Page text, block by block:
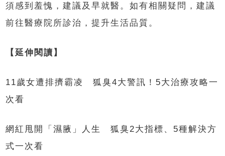
須感到羞愧，建議及早就醫。如有相關疑問，建議
前往醫療院所診治，提升生活品質。
【延伸閱讀】
11歲女遭排擠霸凌 狐臭4大警訊！5大治療攻略一
次看
網紅甩開「濕腋」人生 狐臭2大指標、5種解決方
式一次看